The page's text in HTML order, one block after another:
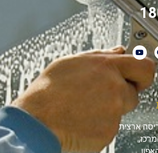
ארצית